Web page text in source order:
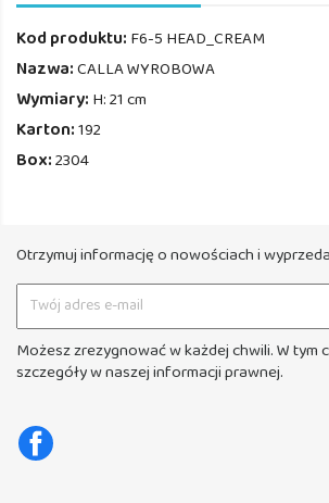
Kod produktu: F6-5 HEAD_CREAM
Nazwa:CALLA WYROBOWA
Wymiary: H: 21 cm
Karton:192
Box:2304
Otrzymuj informację o nowościach i
Możesz zrezygnować w każdej chwili. W tym
szczegóły w naszej informacji prawnej.